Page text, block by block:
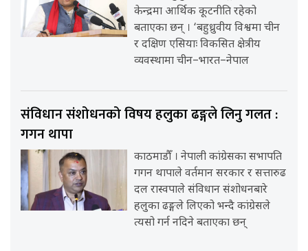
केन्द्रमा आर्थिक कूटनीति रहेको
बताएका छन् । ‘बहुध्रुवीय विश्वमा चीन
र दक्षिण एसियाः विकसित क्षेत्रीय
व्यवस्थामा चीन–भारत–नेपाल
संविधान संशोधनको विषय हलुका ढङ्गले लिनु गलत :
गगन थापा
काठमाडौँ । नेपाली कांग्रेसका सभापति
गगन थापाले वर्तमान सरकार र सत्तारुढ
दल रास्वपाले संविधान संशोधनबारे
हलुका ढङ्गले लिएको भन्दै कांग्रेसले
त्यसो गर्न नदिने बताएका छन्